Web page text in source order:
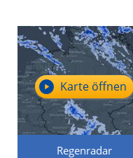
Regenradar
Karte öffnen